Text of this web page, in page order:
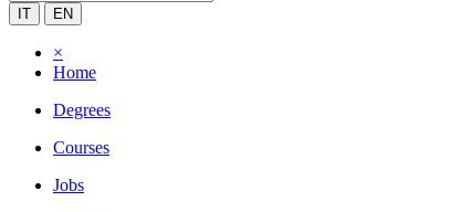
IT EN
×
Home
Degrees
Courses
Jobs